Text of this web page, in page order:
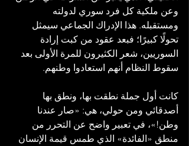
وعن ملكية كل فرد سوري لدولته
ومستقبله. هذا الإدراك الجماعي سيمثل
تحولًا كبيرًا؛ فبعد عقود من كبت إرادة
السوريين، شعر الكثيرون للمرة الأولى بعد
سقوط النظام أنهم استعادوا وطنهم.
كانت أول جملة نطقت بها، ونطق بها
أصدقائي ومن حولي، هي: «صار عندنا
وطن!»، في تعبير واضح عن التحرر من
منطق «الفائدة» الذي طمس قيمة الإنسان